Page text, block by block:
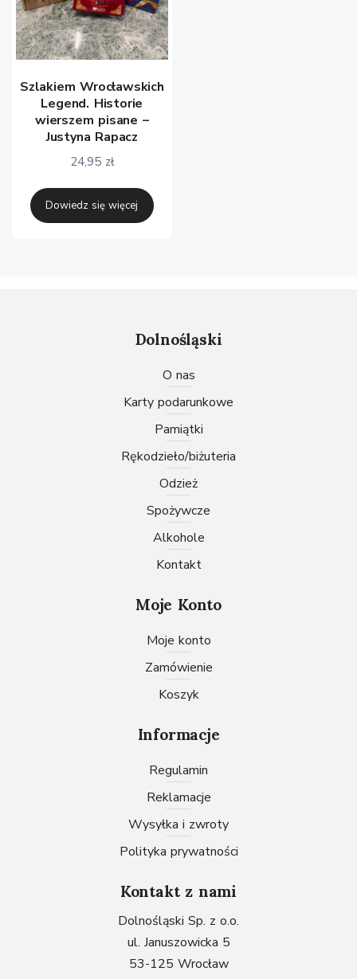
Szlakiem Wrocławskich
Legend. Historie
wierszem pisane –
Justyna Rapacz
24,95 zł
Dowiedz się więcej
Dolnośląski
O nas
karty podarunkowe
pamiątki
rękodzieło/biżuteria
odzież
spożywcze
Alkohole
Kontakt
Moje Konto
Moje konto
Zamówienie
Koszyk
Informacje
Regulamin
Reklamacje
Wysyłka i zwroty
Polityka prywatności
Kontakt z nami
Dolnośląski Sp. z o.o.
ul. Januszowicka 5
53-125 Wrocław